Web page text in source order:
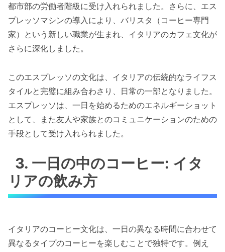
都市部の労働者階級に受け入れられました。さらに、エス
プレッソマシンの導入により、バリスタ（コーヒー専門
家）という新しい職業が生まれ、イタリアのカフェ文化が
さらに深化しました。
このエスプレッソの文化は、イタリアの伝統的なライフス
タイルと完璧に組み合わさり、日常の一部となりました。
エスプレッソは、一日を始めるためのエネルギーショット
として、また友人や家族とのコミュニケーションのための
手段として受け入れられました。
3. 一日の中のコーヒー: イタ
リアの飲み方
イタリアのコーヒー文化は、一日の異なる時間に合わせて
異なるタイプのコーヒーを楽しむことで独特です。例え